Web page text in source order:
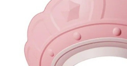
Motocross
Piese de schimb vehicule electrice
Scutere electrice
Scutere pe benzina